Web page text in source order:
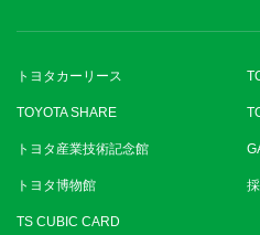
トヨタカーリース
TOYOTA SHARE
トヨタ産業技術記念館
トヨタ博物館
TS CUBIC CARD